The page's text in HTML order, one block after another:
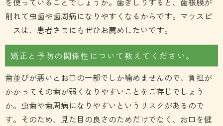
削れて虫歯や歯周病になりやすくなるからです。マウスピ
ースは、患者さまにもぜひお薦めしたいです。
矯正と予防の関係性について教えてください。
歯並びが悪いとお口の一部でしか噛めませんので、負担が
かかってその歯が弱くなりやすいことをご存じでしょう
か。虫歯や歯周病になりやすいというリスクがあるので
す。そのため、見た目の良さのためだけでなく、お口を健